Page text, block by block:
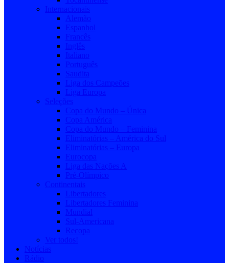
Internacionais
Alemão
Espanhol
Francês
Inglês
Italiano
Português
Saudita
Liga dos Campeões
Liga Europa
Seleções
Copa do Mundo – Única
Copa América
Copa do Mundo – Feminina
Eliminatórias – América do Sul
Eliminatórias – Europa
Eurocopa
Liga das Nações A
Pré-Olímpico
Continentais
Libertadores
Libertadores Feminina
Mundial
Sul-Americana
Recopa
Ver todos!
Notícias
Rádio